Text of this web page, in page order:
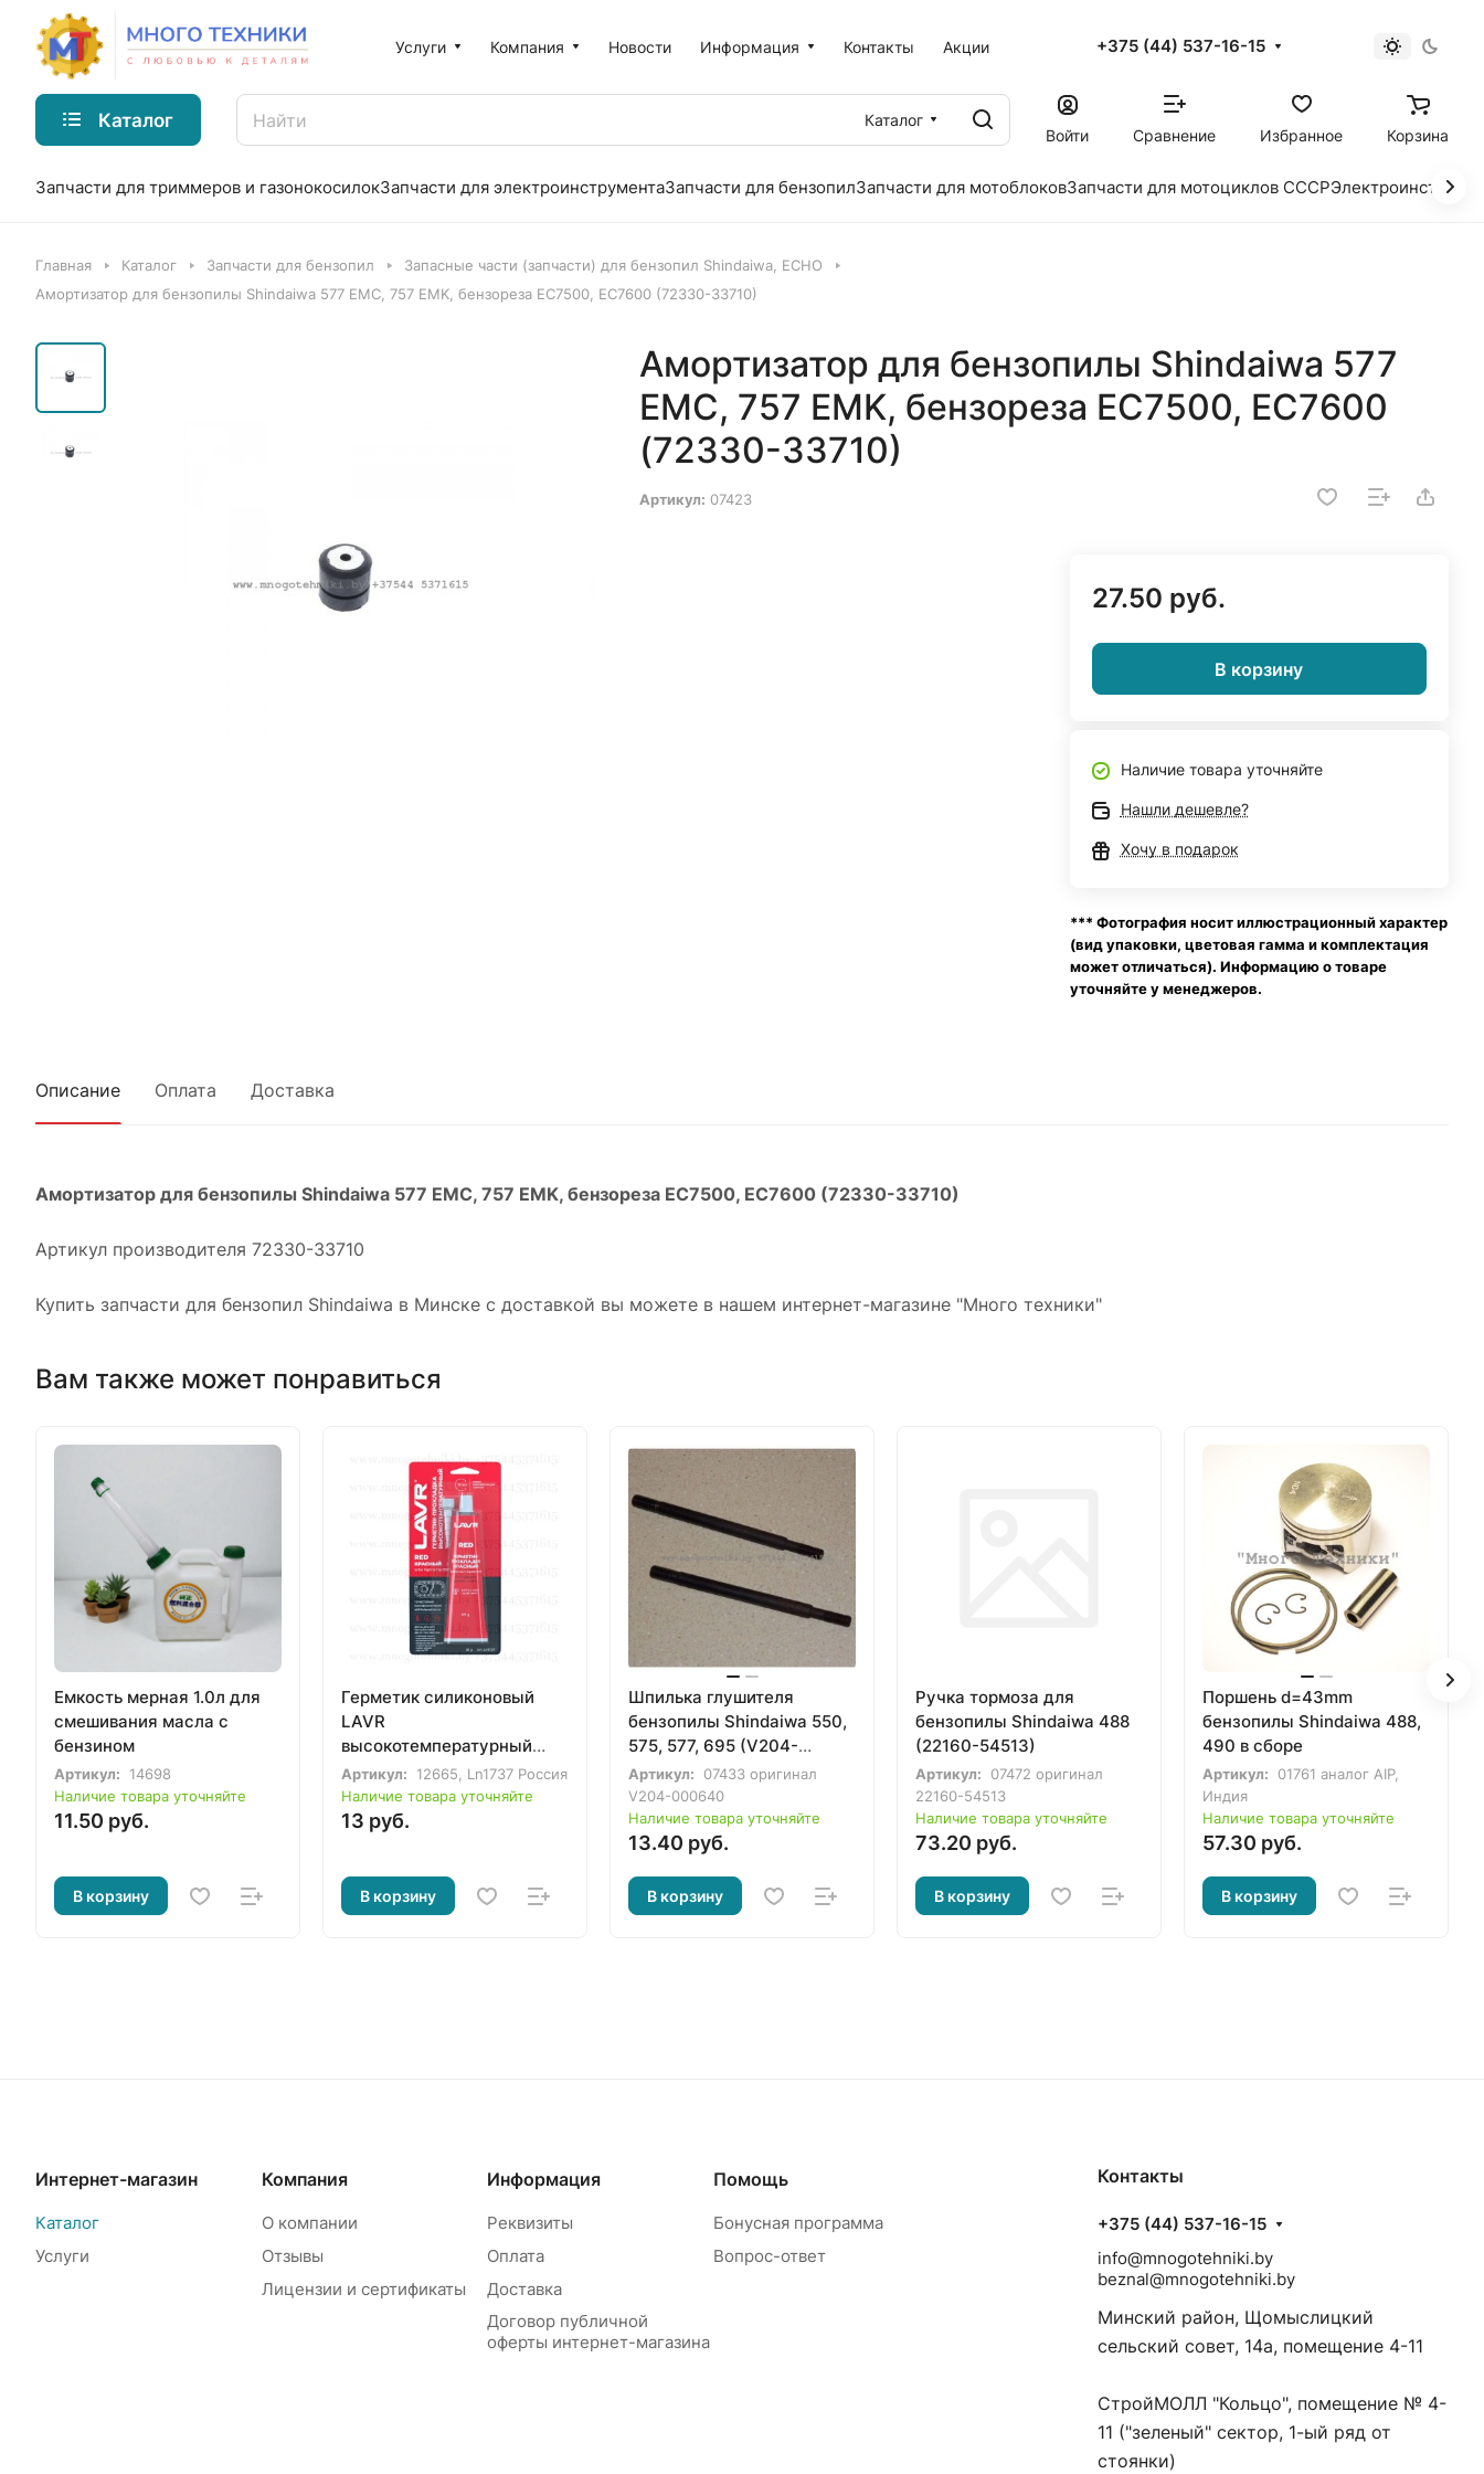
Услуги Компания Новости Информация Контакты Акции +375 (44) 537-16-15
Каталог
Каталог
Войти
Сравнение Избранное Корзина
Запчасти для триммеров и газонокосилокЗапчасти для электроинструментаЗапчасти для бензопилЗапчасти для мотоблоковЗапчасти для мотоциклов СССР
Главная Каталог Запчасти для бензопил
Запасные части (запчасти) для бензопил Shindaiwa, ECHO
Амортизатор для бензопилы Shindaiwa 577 EMC, 757 EMK, бензореза EC7500, EC7600 (72330-33710)
Амортизатор для бензопилы Shindaiwa 577
EMC, 757 EMK, бензореза EC7500, EC7600
(72330-33710)
Артикул: 07423
27.50 руб.
В корзину
Наличие товара уточняйте
Нашли дешевле?
Хочу в подарок
*** Фотография носит иллюстрационный характер
(вид упаковки, цветовая гамма и комплектация
может отличаться). Информацию о товаре
уточняйте у менеджеров.
Описание Оплата Доставка
Амортизатор для бензопилы Shindaiwa 577 EMC, 757 EMK, бензореза EC7500, EC7600 (72330-33710)
Артикул производителя 72330-33710
Купить запчасти для бензопил Shindaiwa в Минске с доставкой вы можете в нашем интернет-магазине "Много техники"
Вам также может понравиться
Емкость мерная 1.0л для
смешивания масла с
бензином
Артикул:
14698
Наличие товара уточняйте
11.50 руб.
В корзину
Герметик силиконовый
LAVR
высокотемпературный
красный, 87г.
Артикул:
12665, Ln1737 Россия
Наличие товара уточняйте
13 руб.
В корзину
Шпилька глушителя
бензопилы Shindaiwa 550,
575, 577, 695 (V204-
000640)
Артикул:
07433 оригинал
V204-000640
Наличие товара уточняйте
13.40 руб.
В корзину
Ручка тормоза для
бензопилы Shindaiwa 488
(22160-54513)
Артикул:
07472 оригинал
22160-54513
Наличие товара уточняйте
73.20 руб.
В корзину
Поршень d=43mm
бензопилы Shindaiwa 488,
490 в сборе
Артикул:
01761 аналог AIP,
Индия
Наличие товара уточняйте
57.30 руб.
В корзину
Интернет-магазин
Каталог
Услуги
Компания
О компании
Отзывы
Лицензии и сертификаты
Информация
Реквизиты
Оплата
Доставка
Договор публичной
оферты интернет-магазина
Помощь
Бонусная программа
Вопрос-ответ
Контакты
+375 (44) 537-16-15
info@mnogotehniki.by
beznal@mnogotehniki.by
Минский район, Щомыслицкий
сельский совет, 14а, помещение 4-11
СтройМОЛЛ "Кольцо", помещение № 4-
11 ("зеленый" сектор, 1-ый ряд от
стоянки)